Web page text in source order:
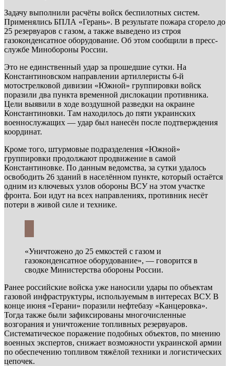
Задачу выполнили расчёты войск беспилотных систем.
Применялись БПЛА «Герань». В результате пожара сгорело до
25 резервуаров с газом, а также выведено из строя
газоконденсатное оборудование. Об этом сообщили в пресс-
службе Минобороны России.
Это не единственный удар за прошедшие сутки. На
Константиновском направлении артиллеристы 6-й
мотострелковой дивизии «Южной» группировки войск
поразили два пункта временной дислокации противника.
Цели выявили в ходе воздушной разведки на окраине
Константиновки. Там находилось до пяти украинских
военнослужащих — удар был нанесён после подтверждения
координат.
Кроме того, штурмовые подразделения «Южной»
группировки продолжают продвижение в самой
Константиновке. По данным ведомства, за сутки удалось
освободить 26 зданий в населённом пункте, который остаётся
одним из ключевых узлов обороны ВСУ на этом участке
фронта. Бои идут на всех направлениях, противник несёт
потери в живой силе и технике.
«Уничтожено до 25 емкостей с газом и
газоконденсатное оборудование», — говорится в
сводке Министерства обороны России.
Ранее российские войска уже наносили удары по объектам
газовой инфраструктуры, используемым в интересах ВСУ. В
конце июня «Герани» поразили нефтебазу «Канцеровка».
Тогда также были зафиксированы многочисленные
возгорания и уничтожение топливных резервуаров.
Систематическое поражение подобных объектов, по мнению
военных экспертов, снижает возможности украинской армии
по обеспечению топливом тяжёлой техники и логистических
цепочек.